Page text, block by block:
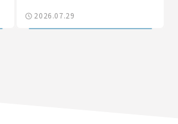
2026.07.29